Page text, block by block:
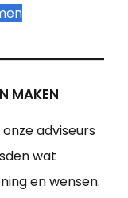
MAKEN
adviseurs
wat
en wensen.